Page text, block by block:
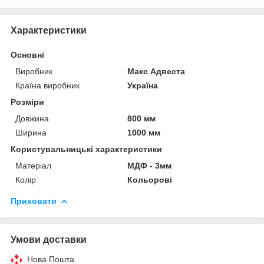
Характеристики
Основні
Виробник
Макс Адвеста
Країна виробник
Україна
Розміри
Довжина
800 мм
Ширина
1000 мм
Користувальницькі характеристики
Матеріал
МДФ - 3мм
Колір
Кольорові
Приховати
Умови доставки
Нова Пошта